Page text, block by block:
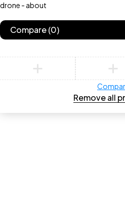
drone - about
Compare(0)
Remove all